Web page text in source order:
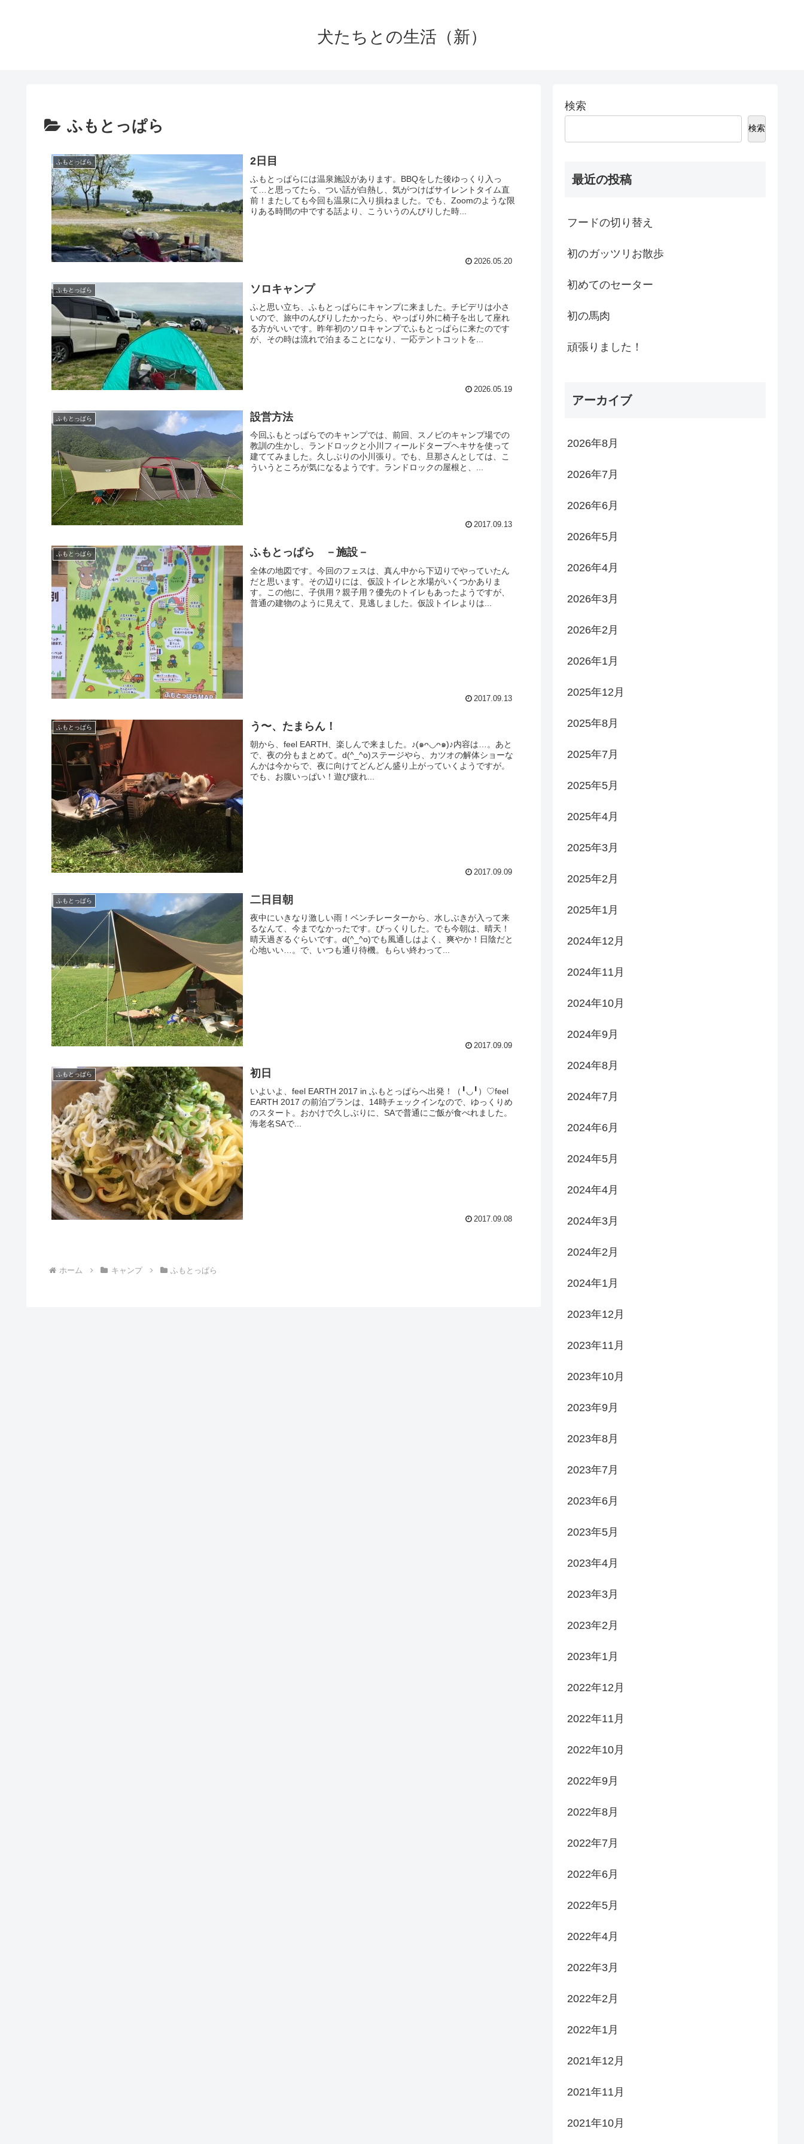
犬たちとの生活（新）
ふもとっぱら
ふもとっぱら 2日目
ふもとっぱらには温泉施設があります。BBQをした後ゆっくり入っ
て…と思ってたら、つい話が白熱し、気がつけばサイレントタイム直
前！またしても今回も温泉に入り損ねました。でも、Zoomのような限
りある時間の中でする話より、こういうのんびりした時...
2026.05.20
ふもとっぱら ソロキャンプ
ふと思い立ち、ふもとっぱらにキャンプに来ました。チビデリは小さ
いので、旅中のんびりしたかったら、やっぱり外に椅子を出して座れ
る方がいいです。昨年初のソロキャンプでふもとっぱらに来たのです
が、その時は流れで泊まることになり、一応テントコットを...
2026.05.19
ふもとっぱら 設営方法
今回ふもとっぱらでのキャンプでは、前回、スノピのキャンプ場での
教訓の生かし、ランドロックと小川フィールドタープヘキサを使って
建ててみました。久しぶりの小川張り。でも、旦那さんとしては、こ
ういうところが気になるようです。ランドロックの屋根と、...
2017.09.13
ふもとっぱら ふもとっぱら －施設－
全体の地図です。今回のフェスは、真ん中から下辺りでやっていたん
だと思います。その辺りには、仮設トイレと水場がいくつかありま
す。この他に、子供用？親子用？優先のトイレもあったようですが、
普通の建物のように見えて、見逃しました。仮設トイレよりは...
2017.09.13
ふもとっぱら う〜、たまらん！
朝から、feel EARTH、楽しんで来ました。♪(๑ᴖ◡ᴖ๑)♪内容は…。あと
で、夜の分もまとめて。d(^_^o)ステージやら、カツオの解体ショーな
んかは今からで、夜に向けてどんどん盛り上がっていくようですが。
でも、お腹いっぱい！遊び疲れ...
2017.09.09
ふもとっぱら 二日目朝
夜中にいきなり激しい雨！ベンチレーターから、水しぶきが入って来
るなんて、今までなかったです。びっくりした。でも今朝は、晴天！
晴天過ぎるぐらいです。d(^_^o)でも風通しはよく、爽やか！日陰だと
心地いい…。で、いつも通り待機。もらい終わって...
2017.09.09
ふもとっぱら 初日
いよいよ、feel EARTH 2017 in ふもとっぱらへ出発！（╹◡╹）♡feel
EARTH 2017 の前泊プランは、14時チェックインなので、ゆっくりめ
のスタート。おかけで久しぶりに、SAで普通にご飯が食べれました。
海老名SAで...
2017.09.08
ホーム キャンプ ふもとっぱら
検索
検索
最近の投稿
フードの切り替え
初のガッツリお散歩
初めてのセーター
初の馬肉
頑張りました！
アーカイブ
2026年8月
2026年7月
2026年6月
2026年5月
2026年4月
2026年3月
2026年2月
2026年1月
2025年12月
2025年8月
2025年7月
2025年5月
2025年4月
2025年3月
2025年2月
2025年1月
2024年12月
2024年11月
2024年10月
2024年9月
2024年8月
2024年7月
2024年6月
2024年5月
2024年4月
2024年3月
2024年2月
2024年1月
2023年12月
2023年11月
2023年10月
2023年9月
2023年8月
2023年7月
2023年6月
2023年5月
2023年4月
2023年3月
2023年2月
2023年1月
2022年12月
2022年11月
2022年10月
2022年9月
2022年8月
2022年7月
2022年6月
2022年5月
2022年4月
2022年3月
2022年2月
2022年1月
2021年12月
2021年11月
2021年10月